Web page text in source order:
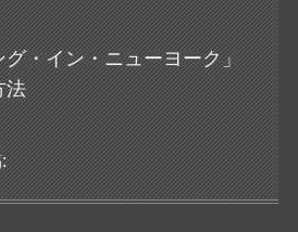
・イン・ニューヨーク」
法